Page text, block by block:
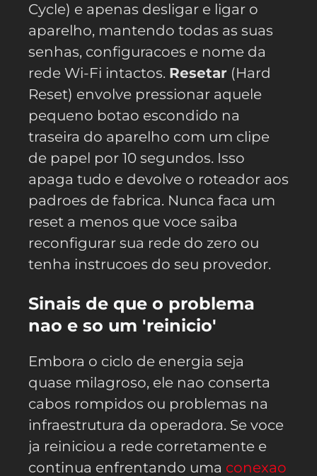
Cycle) e apenas desligar e ligar o
aparelho, mantendo todas as suas
senhas, configuracoes e nome da
rede Wi-Fi intactos. Resetar (Hard
Reset) envolve pressionar aquele
pequeno botao escondido na
traseira do aparelho com um clipe
de papel por 10 segundos. Isso
apaga tudo e devolve o roteador aos
padroes de fabrica. Nunca faca um
reset a menos que voce saiba
reconfigurar sua rede do zero ou
tenha instrucoes do seu provedor.
Sinais de que o problema
nao e so um 'reinicio'
Embora o ciclo de energia seja
quase milagroso, ele nao conserta
cabos rompidos ou problemas na
infraestrutura da operadora. Se voce
ja reiniciou a rede corretamente e
continua enfrentando uma conexao